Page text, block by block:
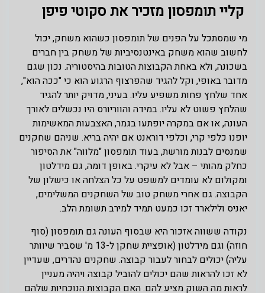
קליי תומפסון מזכיר את סקוטי פיפן
מי שמסתכל על הפנים של תומפסון כשהוא משחק, יכול
לחשוב שהוא משחק באינטנסיביות של משחק בין חברים
בשכונה, ולא באחת הקבוצות הטובות בהיסטוריה. נכון שגם
מדובר באופי, וקל להגיד שהפרצוף הרגוע הוא כי "ככה הוא",
אחד שלחץ פחות משפיע עליו. בעיני, מדויק יותר להגיד
שהלחץ פשוט לא עליו. במידה והווריורס היו נכשלים לאורך
העונה, או אם במקרה יופתעו בגמר, האצבעות המאשימות
יופנו כלפי קרי, וכלפי דוראנט אם יהיה בריא. שניהם שחקנים
שמנסים לבנות מורשת, בעוד תומפסון "מלווה" את הסיפור
כחלק מהותי – אבל לא עיקרי. באופן דומה, גם מידלטון
ומקולום לא עומדים למשפט על כל הצלחה או כישלון של
הקבוצה. גם אחרי משחק טוב של השחקנים המשלימים,
יאניס ולילארד זכו כמעט תמיד למירב תשומת הלב.
נקודה ששווה אזכור היא שבסוף העונה גם תומפסון (סוף
חוזה) וגם מידלטון (אופציית שחקן ל-13 מ' שסביר שיוותר
עליה) יכולים לבחור לעבור קבוצה. שחקנים נהדרים, שעדיין
לא זכו להראות שהם יכולים להוביל קבוצה ויהיה מעניין
לראות מה השוק מציע להם. האם הקבוצות הנוכחיות שלהם